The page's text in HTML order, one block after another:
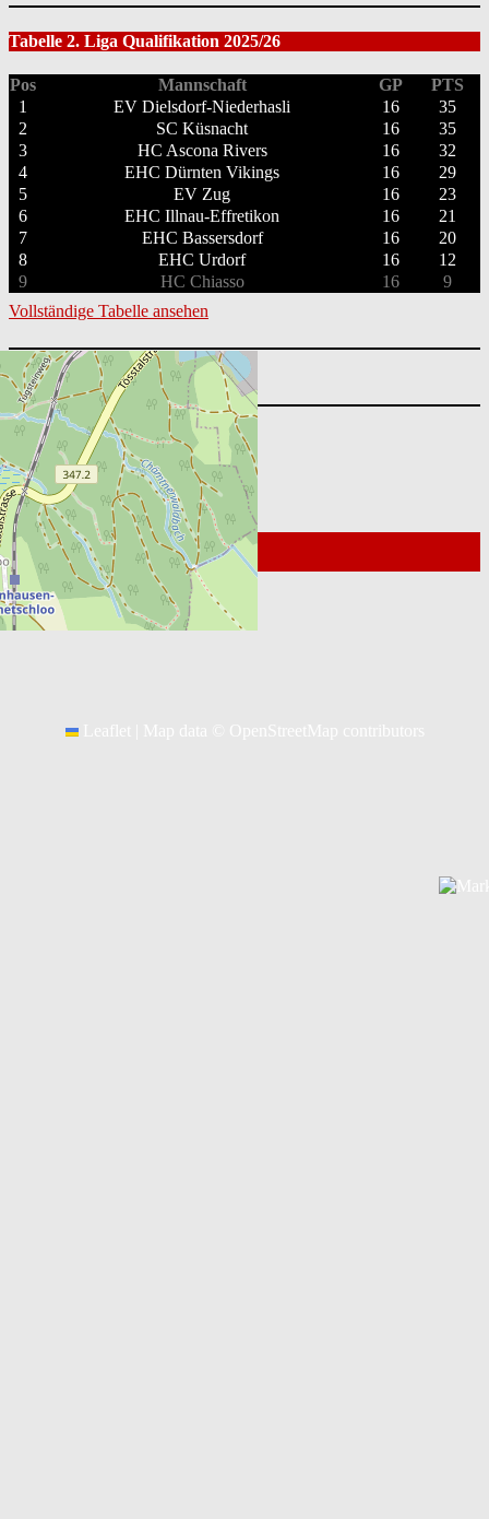
Leaflet
Tabelle 2. Liga Qualifikation 2025/26
Pos Mannschaft GP
PTS
1
EV Dielsdorf-Niederhasli 16
35
2
SC Küsnacht 16
35
3
HC Ascona Rivers 16
32
4
EHC Dürnten Vikings 16
29
5
EV Zug 16
23
6
EHC Illnau-Effretikon 16
21
7
EHC Bassersdorf 16
20
8
EHC Urdorf 16
12
9
HC Chiasso 16
9
Vollständige Tabelle ansehen
Suchen
nach:
Nächste Spiele
© 2026
Kontakt Webmaster